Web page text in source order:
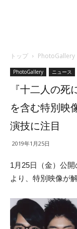
トップ PhotoGallery
PhotoGallery ニュース
『十二人の
を含む特別映
演技に注目
2019年1月25日
1月25日（金）公開
より、特別映像が